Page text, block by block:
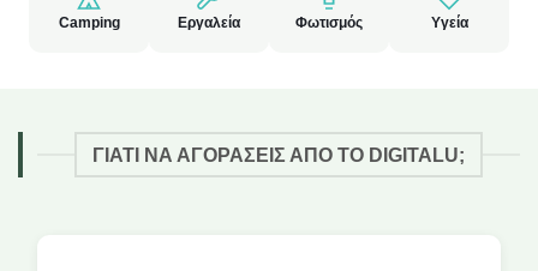
Camping Εργαλεία Φωτισμός Υγεία
ΓΙΑΤΙ ΝΑ ΑΓΟΡΑΣΕΙΣ ΑΠΟ ΤΟ DIGITALU;